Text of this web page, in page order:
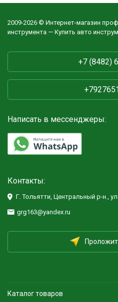
2009-2026 © Интернет-магазин
инструмента — Купить авто
+7 (8482)
Написать в мессенджеры:
Контакты:
Г. Тольятти, Центральный р-н.,
grg163@yandex.ru
Каталог товаров